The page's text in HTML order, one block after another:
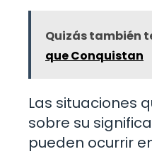
Quizás también
que Conquistan
Las situaciones
sobre su
pueden ocurrir